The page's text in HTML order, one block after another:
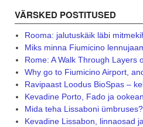
VÄRSKED POSTITUSED
Rooma: jalutuskäik läbi
Miks minna Fiumicino
Rome: A Walk Through Layers
Why go to Fiumicino Airport,
Ravipaast Loodus BioSpas –
Kevadine Porto, Fado ja
Mida teha Lissaboni
Kevadine Lissabon, linnaosad